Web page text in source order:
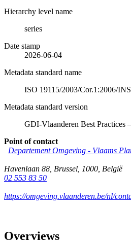
Hierarchy level name
series
Date stamp
2026-06-04
Metadata standard name
ISO 19115/2003/Cor.1:2006/
Metadata standard version
GDI-Vlaanderen Best Practices
Point of contact
Departement Omgeving - Vlaams
Havenlaan 88 Brussel 1000 België
02 553 83 50
https://omgeving.vlaanderen.be/nl/
Overviews